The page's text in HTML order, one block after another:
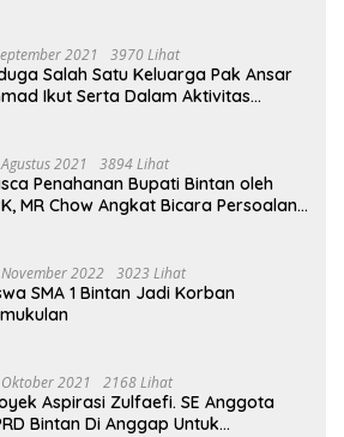
2021 3970 Lihat
Salah Satu Keluarga Pak Ansar
Ikut Serta Dalam Aktivitas
2021 3894 Lihat
Penahanan Bupati Bintan oleh
MR Chow Angkat Bicara Persoalan
2022 3023 Lihat
SMA 1 Bintan Jadi Korban
2021 2168 Lihat
Aspirasi Zulfaefi. SE Anggota
Bintan Di Anggap Untuk